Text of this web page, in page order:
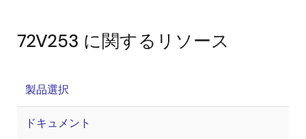
72V253 に関するリソース
製品選択
ドキュメント